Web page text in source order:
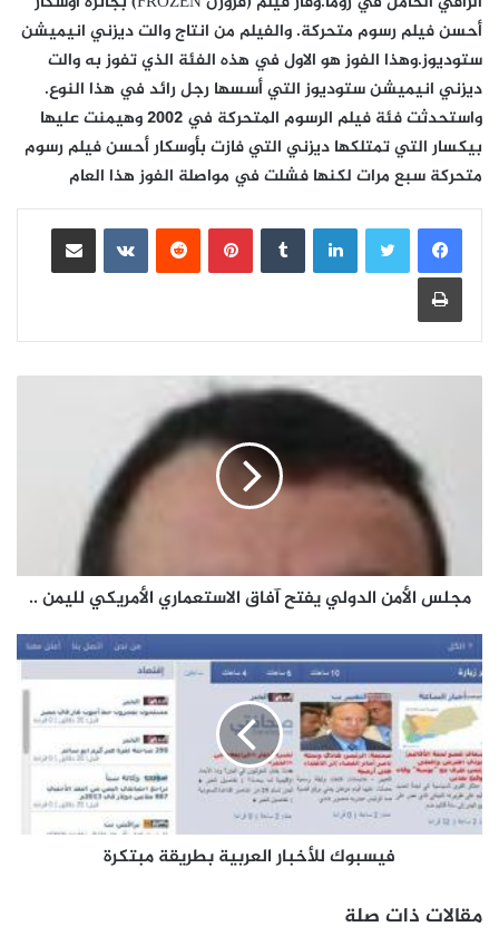
أحسن فيلم رسوم متحركة. والفيلم من انتاج والت ديزني انيميشن
ستوديوز.وهذا الفوز هو الاول في هذه الفئة الذي تفوز به والت
ديزني انيميشن ستوديوز التي أسسها رجل رائد في هذا النوع.
واستحدثت فئة فيلم الرسوم المتحركة في 2002 وهيمنت عليها
بيكسار التي تمتلكها ديزني التي فازت بأوسكار أحسن فيلم رسوم
متحركة سبع مرات لكنها فشلت في مواصلة الفوز هذا العام
لينكدإن بينتيريست
مشاركة عبر البريد
طباعة
مجلس الأمن الدولي يفتح آفاق الاستعماري الأمريكي لليمن ..
فيسبوك للأخبار العربية بطريقة مبتكرة
مقالات ذات صلة